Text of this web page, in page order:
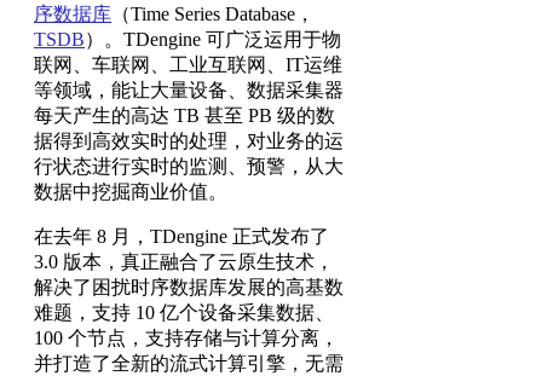
序数据库 （Time Series Database，
TSDB）。TDengine 可广泛运用于物
联网、车联网、工业互联网、IT运维
等领域，能让大量设备、数据采集器
每天产生的高达 TB 甚至 PB 级的数
据得到高效实时的处理，对业务的运
行状态进行实时的监测、预警，从大
数据中挖掘商业价值。
在去年 8 月，TDengine 正式发布了
3.0 版本，真正融合了云原生技术，
解决了困扰时序数据库发展的高基数
难题，支持 10 亿个设备采集数据、
100 个节点，支持存储与计算分离，
并打造了全新的流式计算引擎，无需